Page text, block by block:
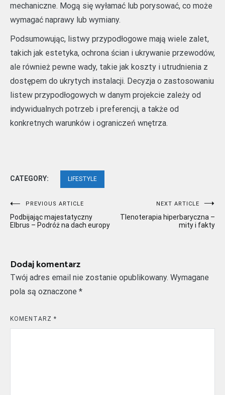
mechaniczne. Mogą się wyłamać lub porysować, co może
wymagać naprawy lub wymiany.
Podsumowując, listwy przypodłogowe mają wiele zalet,
takich jak estetyka, ochrona ścian i ukrywanie przewodów,
ale również pewne wady, takie jak koszty i utrudnienia z
dostępem do ukrytych instalacji. Decyzja o zastosowaniu
listew przypodłogowych w danym projekcie zależy od
indywidualnych potrzeb i preferencji, a także od
konkretnych warunków i ograniczeń wnętrza.
CATEGORY: LIFESTYLE
Nawigacja
wpisu
PREVIOUS ARTICLE
Podbijając majestatyczny
Elbrus – Podróż na dach europy
NEXT ARTICLE
Tlenoterapia hiperbaryczna –
mity i fakty
Dodaj komentarz
Twój adres email nie zostanie opublikowany. Wymagane
pola są oznaczone *
KOMENTARZ *